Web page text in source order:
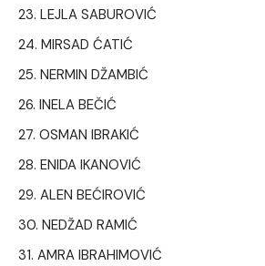
LEJLA SABUROVIĆ
MIRSAD ĆATIĆ
NERMIN DŽAMBIĆ
INELA BEČIĆ
OSMAN IBRAKIĆ
ENIDA IKANOVIĆ
ALEN BEĆIROVIĆ
NEDŽAD RAMIĆ
AMRA IBRAHIMOVIĆ